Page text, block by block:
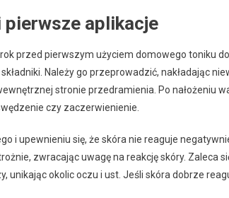
aplikacje
przed pierwszym użyciem domowego toniku
Należy go przeprowadzić, nakładając
stronie przedramienia. Po nałożeniu
czy zaczerwienienie.
i upewnieniu się, że skóra nie reaguje
zwracając uwagę na reakcję skóry. Zaleca
unikając okolic oczu i ust. Jeśli skóra dobrze